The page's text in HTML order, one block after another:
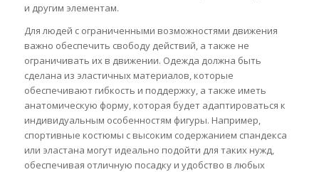
и другим элементам.
Для людей с ограниченными возможностями движения
важно обеспечить свободу действий, а также не
ограничивать их в движении. Одежда должна быть
сделана из эластичных материалов, которые
обеспечивают гибкость и поддержку, а также иметь
анатомическую форму, которая будет адаптироваться к
индивидуальным особенностям фигуры. Например,
спортивные костюмы с высоким содержанием спандекса
или эластана могут идеально подойти для таких нужд,
обеспечивая отличную посадку и удобство в любых